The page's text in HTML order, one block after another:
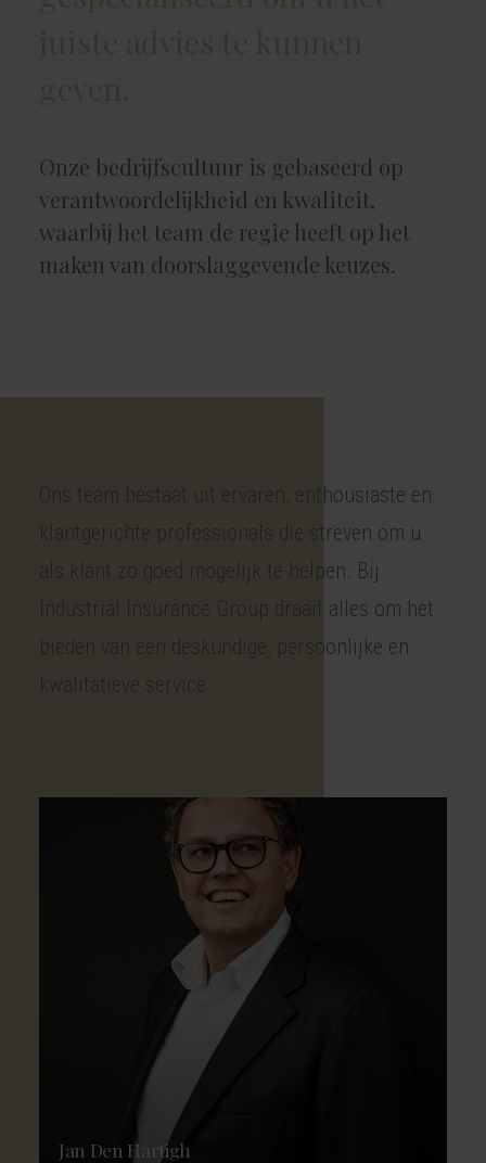
Onze bedrijfscultuur is gebaseerd op
verantwoordelijkheid en kwaliteit,
waarbij het team de regie heeft op het
maken van doorslaggevende keuzes.
Ons team bestaat uit ervaren, enthousiaste en
klantgerichte professionals die streven om u
als klant zo goed mogelijk te helpen. Bij
Industrial Insurance Group draait alles om het
bieden van een deskundige, persoonlijke en
Jan Den Hartigh